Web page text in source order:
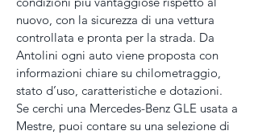
nuovo, con la sicurezza di una vettura
controllata e pronta per la strada. Da
Antolini ogni auto viene proposta con
informazioni chiare su chilometraggio,
stato d’uso, caratteristiche e dotazioni.
Se cerchi una Mercedes-Benz GLE usata a
Mestre, puoi contare su una selezione di